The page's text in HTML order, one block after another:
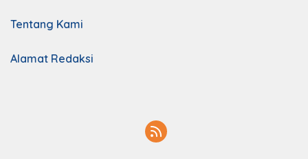
Tentang Kami
Alamat Redaksi